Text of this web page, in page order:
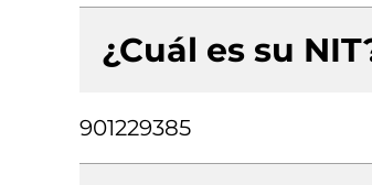
¿Cuál es su
901229385